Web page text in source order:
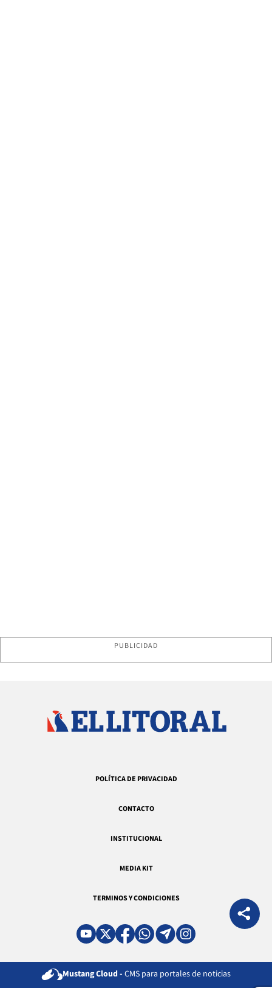
PUBLICIDAD
POLÍTICA DE PRIVACIDAD
CONTACTO
INSTITUCIONAL
MEDIA KIT
TERMINOS Y CONDICIONES
Mustang Cloud - CMS para portales de noticias